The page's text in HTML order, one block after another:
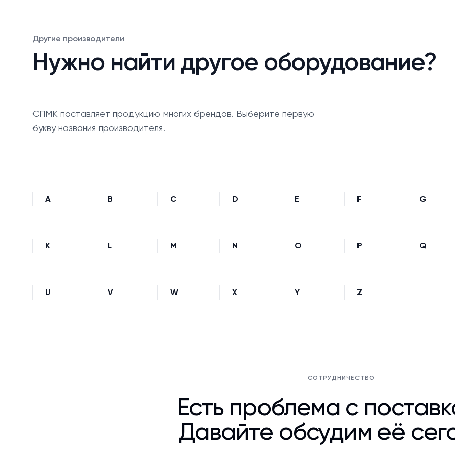
Другие производители
Нужно найти другое оборудование?
СПМК поставляет продукцию многих брендов. Выберите первую
букву названия производителя.
A B C D E F G
K L M N O P Q
U V W X Y Z
СОТРУДНИЧЕСТВО
Есть проблема с
Давайте обсудим её